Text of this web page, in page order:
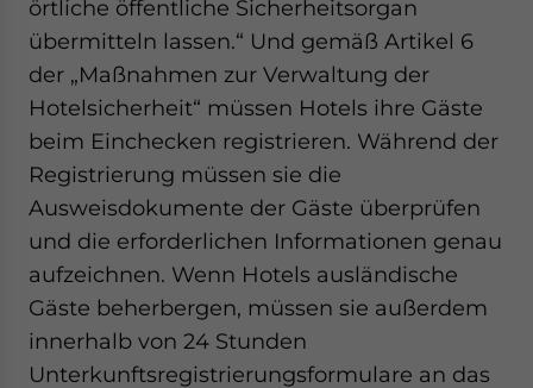
örtliche öffentliche Sicherheitsorgan
übermitteln lassen.“ Und gemäß Artikel 6
der „Maßnahmen zur Verwaltung der
Hotelsicherheit“ müssen Hotels ihre Gäste
beim Einchecken registrieren. Während der
Registrierung müssen sie die
Ausweisdokumente der Gäste überprüfen
und die erforderlichen Informationen genau
aufzeichnen. Wenn Hotels ausländische
Gäste beherbergen, müssen sie außerdem
innerhalb von 24 Stunden
Unterkunftsregistrierungsformulare an das